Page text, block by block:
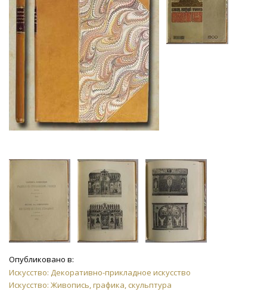
Опубликовано в:
Искусство: Декоративно-прикладное искусство
Искусство: Живопись, графика, скульптура